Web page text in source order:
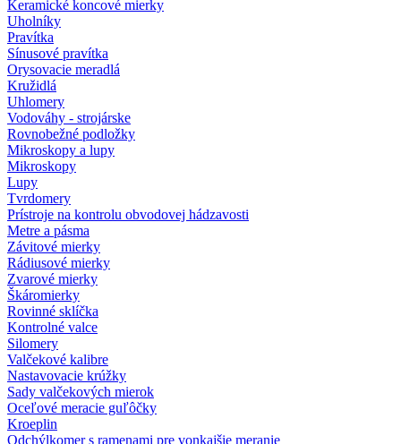
Keramické koncové mierky
Uholníky
Pravítka
Sínusové pravítka
Orysovacie meradlá
Kružidlá
Uhlomery
Vodováhy - strojárske
Rovnobežné podložky
Mikroskopy a lupy
Mikroskopy
Lupy
Tvrdomery
Prístroje na kontrolu obvodovej hádzavosti
Metre a pásma
Závitové mierky
Rádiusové mierky
Zvarové mierky
Škáromierky
Rovinné sklíčka
Kontrolné valce
Silomery
Valčekové kalibre
Nastavovacie krúžky
Sady valčekových mierok
Oceľové meracie guľôčky
Kroeplin
Odchýlkomer s ramenami pre vonkajšie meranie